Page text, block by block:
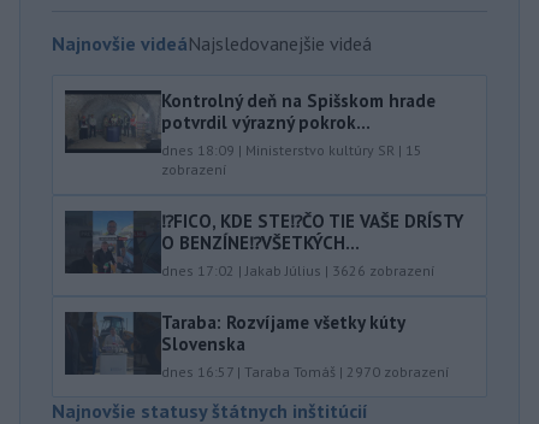
Najnovšie videáNajsledovanejšie videá
Kontrolný deň na Spišskom hrade
potvrdil výrazný pokrok...
dnes 18:09 | Ministerstvo kultúry SR | 15
zobrazení
⁉️FICO, KDE STE⁉️ČO TIE VAŠE DRÍSTY
O BENZÍNE⁉️VŠETKÝCH...
dnes 17:02 | Jakab Július | 3626 zobrazení
Taraba: Rozvíjame všetky kúty
Slovenska
dnes 16:57 | Taraba Tomáš | 2970 zobrazení
Najnovšie statusy štátnych inštitúcií